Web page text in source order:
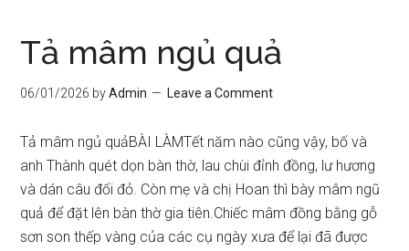
Tả mâm ngủ quả
06/01/2026 byAdmin Leave a Comment
Tả mâm ngủ quảBÀI LÀMTết năm nào cũng vậy, bố và
anh Thành quét dọn bàn thờ, lau chùi đỉnh đồng, lư hương
và dán câu đối đỏ. Còn mẹ và chị Hoan thì bày mâm ngũ
quả để đặt lên bàn thờ gia tiên.Chiếc mâm đồng bằng gỗ
sơn son thếp vàng của các cụ ngày xưa để lại đã được